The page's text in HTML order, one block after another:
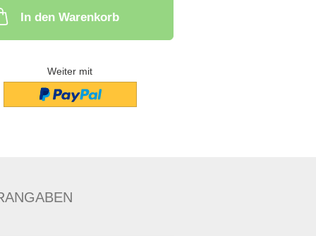
In den Warenkorb
Weiter mit